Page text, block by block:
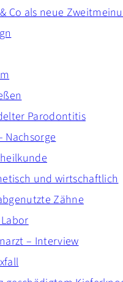
Co als neue
Parodontitis
und wirtschaftlich
Zähne
– Interview